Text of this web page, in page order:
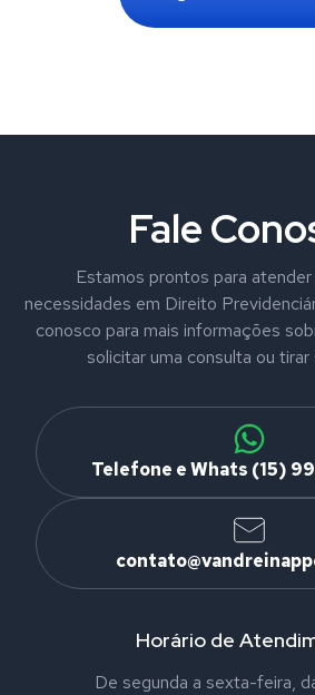
Fale
Estamos prontos para
necessidades em Direito
conosco para mais informações
solicitar uma consulta ou tirar
Telefone e Whats (15)
Horário de
De segunda a sexta-feira,